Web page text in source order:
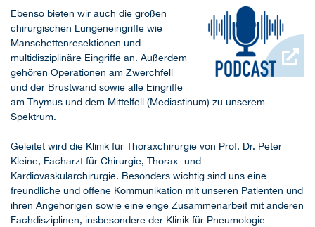
Ebenso bieten wir auch die großen
chirurgischen Lungeneingriffe wie
Manschettenresektionen und
multidisziplinäre Eingriffe an. Außerdem
gehören Operationen am Zwerchfell
und der Brustwand sowie alle Eingriffe
am Thymus und dem Mittelfell (Mediastinum) zu unserem
Spektrum.
Geleitet wird die Klinik für Thoraxchirurgie von Prof. Dr. Peter
Kleine, Facharzt für Chirurgie, Thorax- und
Kardiovaskularchirurgie. Besonders wichtig sind uns eine
freundliche und offene Kommunikation mit unseren Patienten und
ihren Angehörigen sowie eine enge Zusammenarbeit mit anderen
Fachdisziplinen, insbesondere der Klinik für Pneumologie